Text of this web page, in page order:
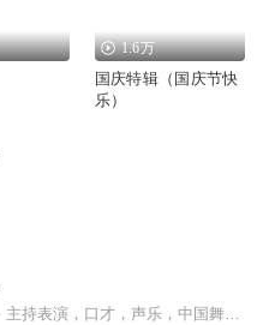
1.6万
国庆特辑（国庆节快
乐）